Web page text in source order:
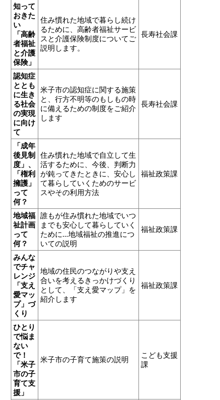
知って
おきた
い
「高齢
者福祉
と介護
保険」
住み慣れた地域で暮らし続け
るために、高齢者福祉サービ
スと介護保険制度についてご
説明します。
長寿社会課
認知症
ととも
に生き
る社会
の実現
に向け
て
米子市の認知症に関する施策
と、行方不明等のもしもの時
に備えるための制度をご紹介
します
長寿社会課
「成年
後見制
度」、
「権利
擁護」
って
何？
住み慣れた地域で自立して生
活するために、今後、判断力
が鈍ってきたときに、安心し
て暮らしていくためのサービ
スやその利用方法
福祉政策課
地域福
祉計画
って
何？
誰もが住み慣れた地域でいつ
までも安心して暮らしていく
ために…地域福祉の推進につ
いての説明
福祉政策課
みんな
でチャ
レンジ
「支え
愛マッ
プ」づ
くり
地域の住民のつながりや支え
合いを考えるきっかけづくり
として、「支え愛マップ」を
紹介します
福祉政策課
ひとり
で悩ま
ない
で！
「米子
市の子
育て支
援」
米子市の子育て施策の説明
こども支援
課